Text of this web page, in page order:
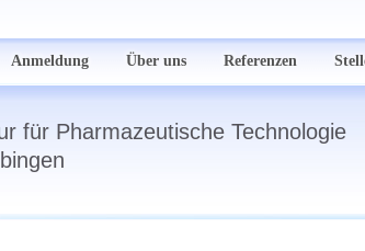
Anmeldung Über uns Referenzen
für Pharmazeutische Technologie